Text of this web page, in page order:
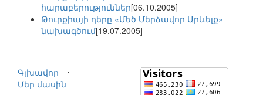
հարաբերություններ[06.10.2005]
Թուրքիայի դերը «Մեծ Մերձավոր Արևելք»
նախագծում[19.07.2005]
Գլխավոր
⋅
Մեր մասին